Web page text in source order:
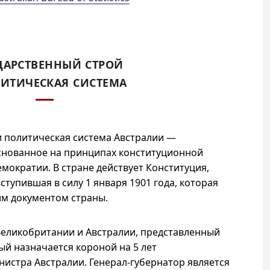
СТРОЙ
СИСТЕМА
политическая система Австралии —
на принципах конституционной
В стране действует Конституция,
в силу 1 января 1901 года, которая
документом страны.
и Австралии, представленный
назначается короной на 5 лет
Австралии. Генерал-губернатор является